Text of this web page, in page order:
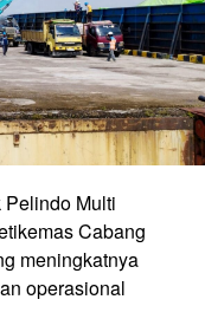
Multi
Cabang
meningkatnya
operasional